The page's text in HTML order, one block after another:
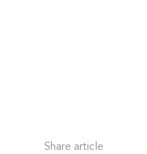
Share article